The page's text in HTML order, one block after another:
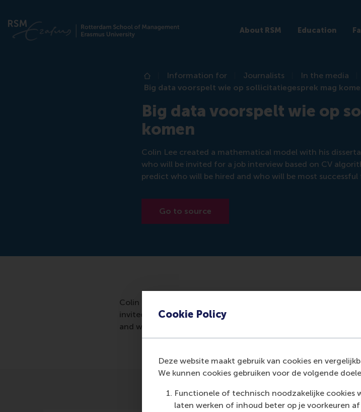
Cookie Policy
Deze website maakt gebruik van cookies en
We kunnen cookies gebruiken voor de volgende
Functionele of technisch noodzakelijke cookies
laten werken of inhoud beter op je voorkeuren
About RSM Education
Home
Information for Journalists
In the media
Big data voorspelt wie op sollicitatiegesprek mag
Big data voorspelt wie op
komen
Colin Lee created a mathematical model with his
who will be invited for a job interview based on CV
predict who will be hired and who will be most
Go to source
Colin Lee created a mathematical model with his dissertation
invited for a job interview based on CV algorithms. It might
and who will be most successful for a position.